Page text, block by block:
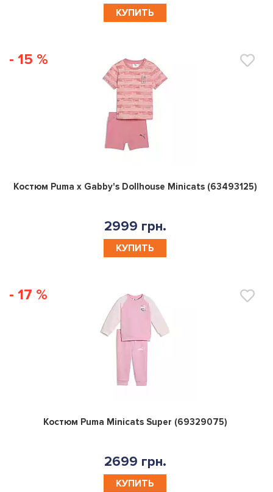
КУПИТЬ
- 15 %
0
Костюм Puma x Gabby's Dollhouse Minicats (63493125)
2999 грн.
КУПИТЬ
- 17 %
0
Костюм Puma Minicats Super (69329075)
2699 грн.
КУПИТЬ